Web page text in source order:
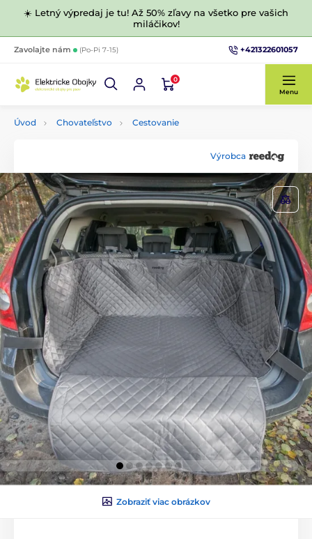
☀️ Letný výpredaj je tu! Až 50% zľavy na všetko pre vašich
miláčikov!
Zavolajte nám (Po-Pi 7-15) +421322601057
0
Menu
Úvod Chovateľstvo Cestovanie
Výrobca
Zobraziť viac obrázkov